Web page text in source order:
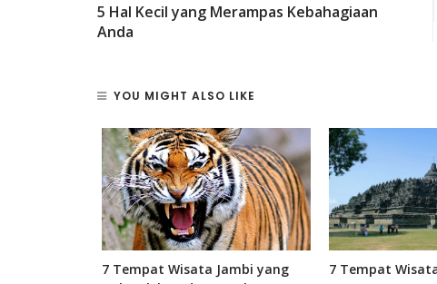
5 Hal Kecil yang Merampas Kebahagiaan
Anda
YOU MIGHT ALSO LIKE
7 Tempat Wisata Jambi yang
7 Tempat